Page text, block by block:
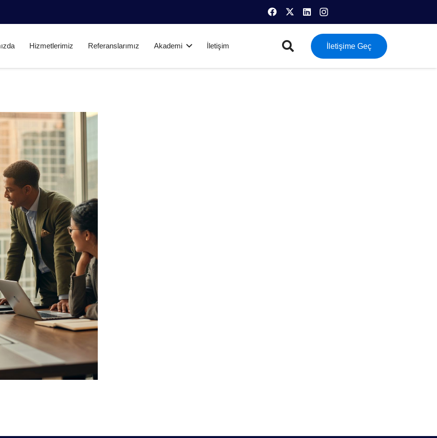
Hizmetlerimiz Referanslarımız Akademi İletişim İletişime Geç